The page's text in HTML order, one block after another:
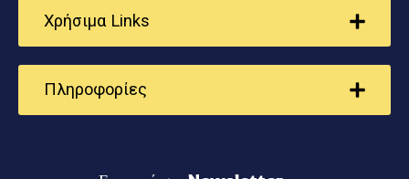
Χρήσιμα Links
Πληροφορίες